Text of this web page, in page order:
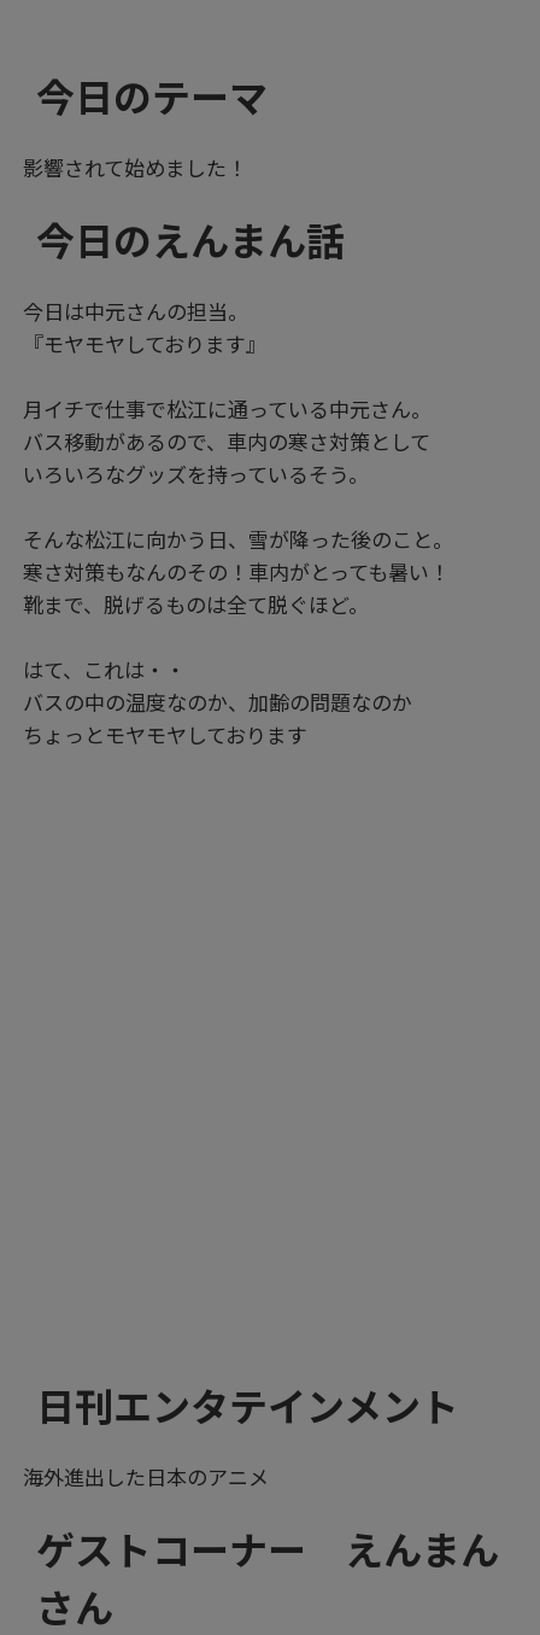
今日のテーマ
影響されて始めました！
今日のえんまん話
今日は中元さんの担当。
『モヤモヤしております』
月イチで仕事で松江に通っている中元さん。
バス移動があるので、車内の寒さ対策として
いろいろなグッズを持っているそう。
そんな松江に向かう日、雪が降った後のこと。
寒さ対策もなんのその！車内がとっても暑い！
靴まで、脱げるものは全て脱ぐほど。
はて、これは・・
バスの中の温度なのか、加齢の問題なのか
ちょっとモヤモヤしております
日刊エンタテインメント
海外進出した日本のアニメ
ゲストコーナー えんまん
さん